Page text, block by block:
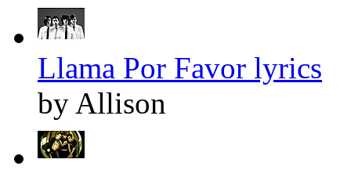
Llama Por Favor lyrics
by Allison